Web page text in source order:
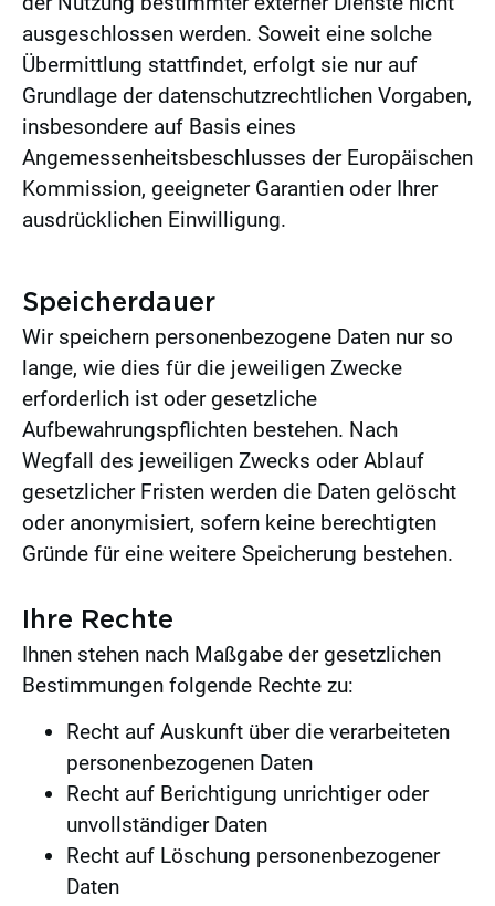
ausgeschlossen werden. Soweit eine solche
Übermittlung stattfindet, erfolgt sie nur auf
Grundlage der datenschutzrechtlichen Vorgaben,
insbesondere auf Basis eines
Angemessenheitsbeschlusses der Europäischen
Kommission, geeigneter Garantien oder Ihrer
ausdrücklichen Einwilligung.
Speicherdauer
Wir speichern personenbezogene Daten nur so
lange, wie dies für die jeweiligen Zwecke
erforderlich ist oder gesetzliche
Aufbewahrungspflichten bestehen. Nach
Wegfall des jeweiligen Zwecks oder Ablauf
gesetzlicher Fristen werden die Daten gelöscht
oder anonymisiert, sofern keine berechtigten
Gründe für eine weitere Speicherung bestehen.
Ihre Rechte
Ihnen stehen nach Maßgabe der gesetzlichen
Bestimmungen folgende Rechte zu:
Recht auf Auskunft über die verarbeiteten
personenbezogenen Daten
Recht auf Berichtigung unrichtiger oder
unvollständiger Daten
Recht auf Löschung personenbezogener
Daten